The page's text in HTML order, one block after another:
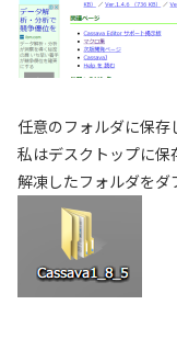
任意のフォルダに保存
私はデスクトップに保
解凍したフォルダをダ